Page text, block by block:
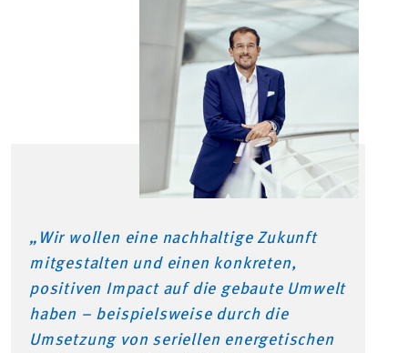
„ Wir wollen eine nachhaltige Zukunft
mitgestalten und einen konkreten,
positiven Impact auf die gebaute Umwelt
haben – beispielsweisedurch die
Umsetzung von seriellen energetischen